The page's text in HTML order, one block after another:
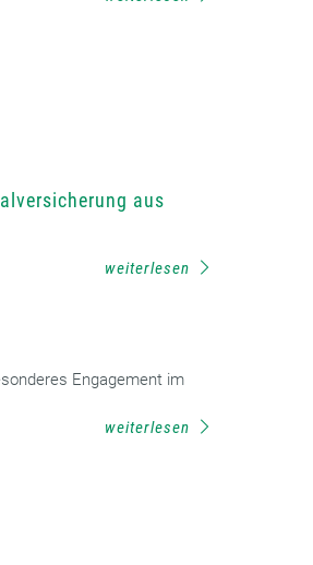
aus
weiterlesen
Engagement im
weiterlesen